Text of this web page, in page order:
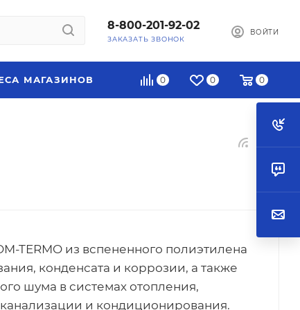
8-800-201-92-02
ЗАКАЗАТЬ ЗВОНОК
ВОЙТИ
0 0 0
МАГАЗИНОВ
TERMO из вспененного полиэтилена
конденсата и коррозии, а также
шума в системах отопления,
и кондиционирования.